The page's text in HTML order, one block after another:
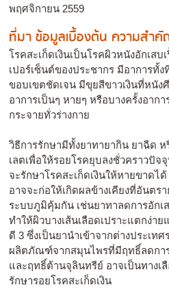
พฤศจิกายน 2559
ที่มา ข้อมูลเบื้องต้น ความสำ
โรคสะเก็ดเงินเป็นโรคผิวหนังอักเส
เปอร์เซ็นต์ของประชากร มีอาการทั้
ขอบเขตชัดเจน มีขุยสีขาวเงินที่หนั
อาการเป็นๆ หายๆ หรือบางครั้งอาก
กระจายทั่วร่างกาย
วิธีการรักษามีทั้งยาทายากิน ยาฉีด ห
เลตเพื่อให้รอยโรคยุบลงชั่วคราวปัจ
จะรักษาโรคสะเก็ดเงินให้หายขาดไ
อาจจะก่อให้เกิดผลข้างเคียงที่อันตร
ระบบภูมิคุ้มกัน เช่นยาทาลดการอักเ
ทำให้ผิวบางเส้นเลือดเปราะแตกง่า
ดี 3 ซึ่งเป็นยานำเข้าจากต่างประเท
ผลิตภัณฑ์จากสมุนไพรที่มีฤทธิ์ลดกา
และฤทธิ์ต้านจุลินทรีย์ อาจเป็นทางเ
รักษารอยโรคสะเก็ดเงิน